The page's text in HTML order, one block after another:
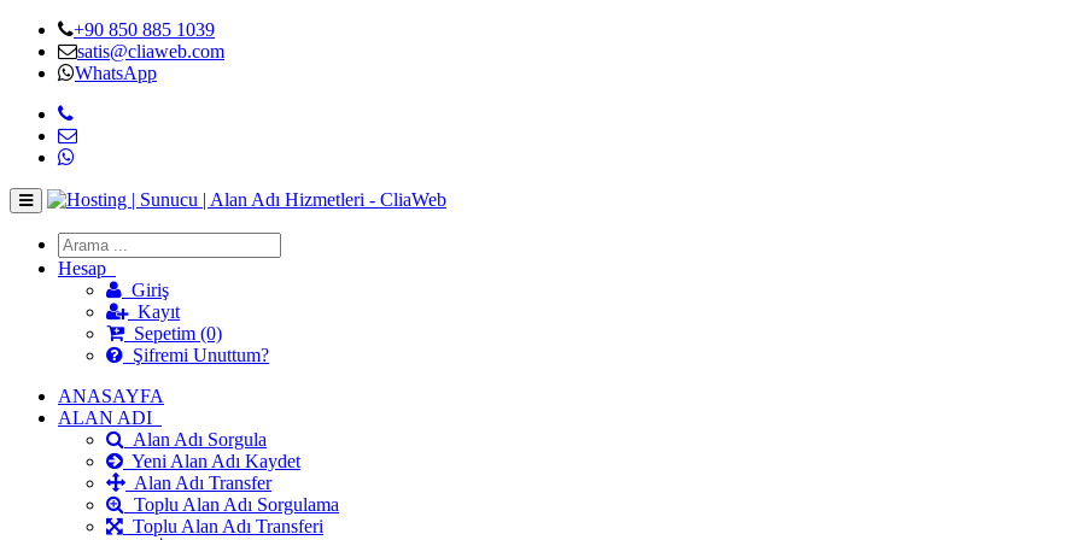
+90 850 885 1039
satis@cliaweb.com
WhatsApp
Hesap
Giriş
Kayıt
Sepetim (0)
Şifremi Unuttum?
ANASAYFA
ALAN ADI
Alan Adı Sorgula
Yeni Alan Adı Kaydet
Alan Adı Transfer
Toplu Alan Adı Sorgulama
Toplu Alan Adı Transferi